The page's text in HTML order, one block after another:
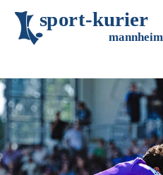
sport-kurier
mannheim